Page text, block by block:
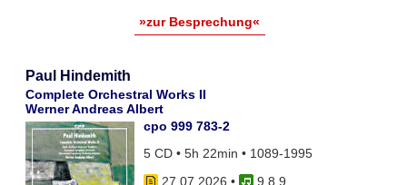
»zur Besprechung«
Paul Hindemith
Complete Orchestral Works II
Werner Andreas Albert
cpo 999 783-2
5 CD • 5h 22min • 1089-1995
27.07.2026 •
9 8 9